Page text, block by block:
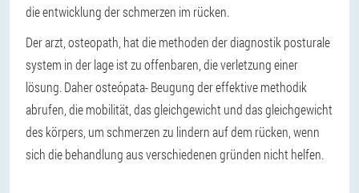
die entwicklung der schmerzen im rücken.
Der arzt, osteopath, hat die methoden der diagnostik posturale
system in der lage ist zu offenbaren, die verletzung einer
lösung. Daher osteópata- Beugung der effektive methodik
abrufen, die mobilität, das gleichgewicht und das gleichgewicht
des körpers, um schmerzen zu lindern auf dem rücken, wenn
sich die behandlung aus verschiedenen gründen nicht helfen.